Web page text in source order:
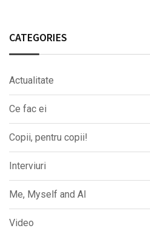
CATEGORIES
Actualitate
Ce fac ei
Copii, pentru copii!
Interviuri
Me, Myself and AI
Video